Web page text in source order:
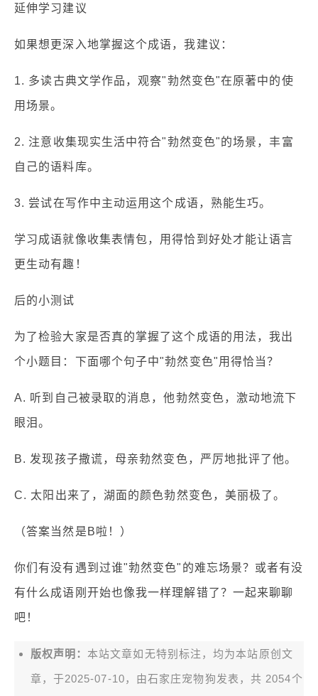
延伸学习建议
如果想更深入地掌握这个成语，我建议：
1. 多读古典文学作品，观察"勃然变色"在原著中的使
用场景。
2. 注意收集现实生活中符合"勃然变色"的场景，丰富
自己的语料库。
3. 尝试在写作中主动运用这个成语，熟能生巧。
学习成语就像收集表情包，用得恰到好处才能让语言
更生动有趣！
后的小测试
为了检验大家是否真的掌握了这个成语的用法，我出
个小题目：下面哪个句子中"勃然变色"用得恰当？
A. 听到自己被录取的消息，他勃然变色，激动地流下
眼泪。
B. 发现孩子撒谎，母亲勃然变色，严厉地批评了他。
C. 太阳出来了，湖面的颜色勃然变色，美丽极了。
（答案当然是B啦！）
你们有没有遇到过谁"勃然变色"的难忘场景？或者有没
有什么成语刚开始也像我一样理解错了？一起来聊聊
吧！
版权声明： 本站文章如无特别标注，均为本站原创文
章，于2025-07-10，由石家庄宠物狗 发表，共 2054个